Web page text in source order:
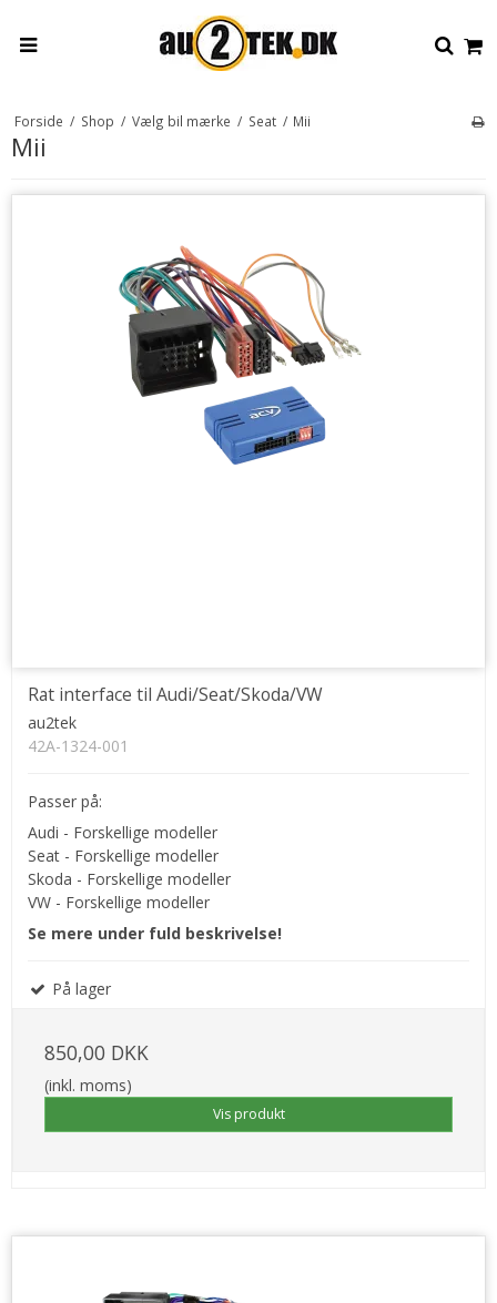
Forside / Shop / Vælg bil mærke / Seat / Mii
Mii
Rat interface til Audi/Seat/Skoda/VW
au2tek
42A-1324-001
Passer på:
Audi - Forskellige modeller
Seat - Forskellige modeller
Skoda - Forskellige modeller
VW - Forskellige modeller
Se mere under fuld beskrivelse!
På lager
850,00 DKK
(inkl. moms)
Vis produkt